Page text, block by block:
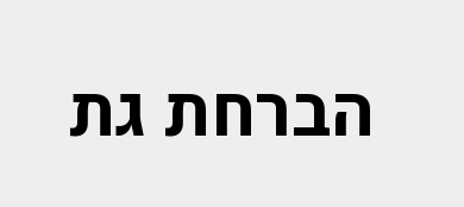
הברחת גת